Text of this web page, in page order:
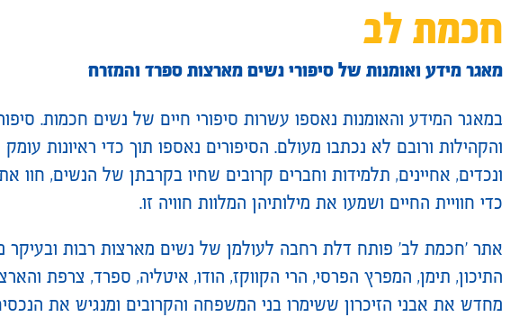
חכמת לב
מאגר מידע ואומנות של סיפורי נשים מארצות ספרד והמזרח
במאגר המידע והאומנות נאספו עשרות סיפורי חיים של נשים חכמות.
והקהילות ורובם לא נכתבו מעולם. הסיפורים נאספו תוך כדי ראיונות
ונכדים, אחיינים, תלמידות וחברים קרובים שחיו בקרבתן של הנשים, חוו
כדי חוויית החיים ושמעו את מילותיהן המלוות חוויה זו.
אתר 'חכמת לב' פותח דלת רחבה לעולמן של נשים מארצות רבות ובעיקר
התיכון, תימן, המפרץ הפרסי, הרי הקווקז, הודו, איטליה, ספרד, צרפת
מחדש את אבני הזיכרון ששימרו בני המשפחה והקרובים ומנגיש את